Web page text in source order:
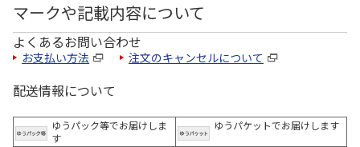
マークや記載内容について
よくあるお問い合わせ
お支払い方法 注文のキャンセルについて
配送情報について
ゆうパック等でお届けしま
す
ゆうパケットでお届けします